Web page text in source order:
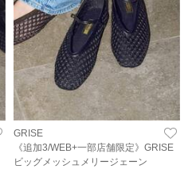
GRISE
《追加3/WEB+一部店舗限定》GRISE
ビッグメッシュメリージェーン